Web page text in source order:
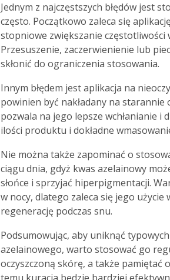
Jednym z najczęstszych błędów jest
często. Początkowo zaleca się
stopniowe zwiększanie częstotliwości
Przesuszenie, zaczerwienienie lub
skłonić do ograniczenia stosowania.
Innym błędem jest aplikacja na
powinien być nakładany na
pozwala na jego lepsze wchłanianie i
ilości produktu i dokładne
Nie można także zapominać o
ciągu dnia, gdyż kwas azelainowy
słońce i sprzyjać hiperpigmentacji.
w nocy, dlatego zaleca się jego
regenerację podczas snu.
Podsumowując, aby uniknąć
azelainowego, warto stosować go
oczyszczoną skórę, a także pamiętać